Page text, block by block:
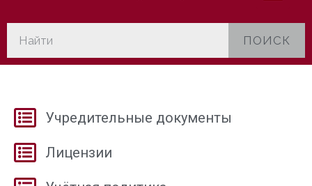
ПОИСК
Учредительные документы
Лицензии